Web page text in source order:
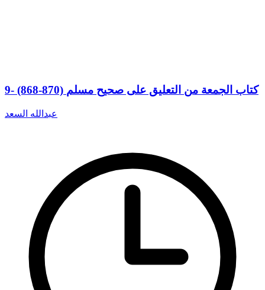
9- (868-870) كتاب الجمعة من التعليق على صحيح مسلم
عبدالله السعد